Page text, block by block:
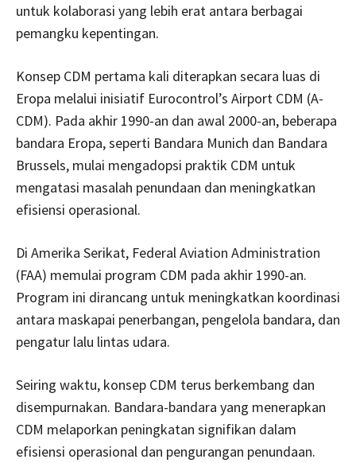
untuk kolaborasi yang lebih erat antara berbagai
pemangku kepentingan.
Konsep CDM pertama kali diterapkan secara luas di
Eropa melalui inisiatif Eurocontrol’s Airport CDM (A-
CDM). Pada akhir 1990-an dan awal 2000-an, beberapa
bandara Eropa, seperti Bandara Munich dan Bandara
Brussels, mulai mengadopsi praktik CDM untuk
mengatasi masalah penundaan dan meningkatkan
efisiensi operasional.
Di Amerika Serikat, Federal Aviation Administration
(FAA) memulai program CDM pada akhir 1990-an.
Program ini dirancang untuk meningkatkan koordinasi
antara maskapai penerbangan, pengelola bandara, dan
pengatur lalu lintas udara.
Seiring waktu, konsep CDM terus berkembang dan
disempurnakan. Bandara-bandara yang menerapkan
CDM melaporkan peningkatan signifikan dalam
efisiensi operasional dan pengurangan penundaan.